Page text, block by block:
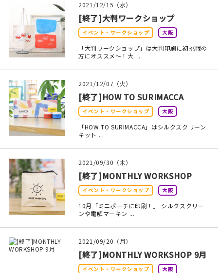
印刷見本
シルクスクリーン
無地素材
紙
本
文房具
雑貨
はんこ
JAMグッズ
台湾グッズ
在庫限り
2021/12/15（水）
[終了]大判ワークショップ
イベント・ワークショップ 大阪
「大判ワークショップ」は大判印刷に初挑戦の
方にオススメ～！大 ...
2021/12/07（火）
[終了]HOW TO SURIMACCA
イベント・ワークショップ 大阪
「HOW TO SURIMACCA」はシルクスクリーン
キット ...
2021/09/30（木）
[終了]MONTHLY WORKSHOP
イベント・ワークショップ 大阪
10月「ミニポーチに印刷！」 シルクスクリー
ンや電解マーキン ...
2021/09/20（月）
[終了]MONTHLY WORKSHOP 9月
イベント・ワークショップ 大阪